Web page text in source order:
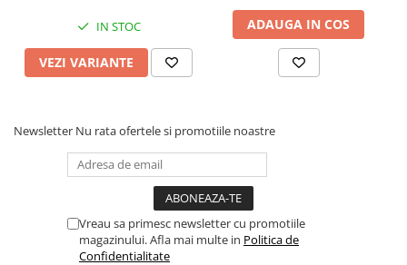
IN STOC
VEZI VARIANTE
ADAUGA IN COS
Newsletter Nu rata ofertele si promotiile noastre
Vreau sa primesc newsletter cu promotiile
magazinului. Afla mai multe in Politica de
Confidentialitate